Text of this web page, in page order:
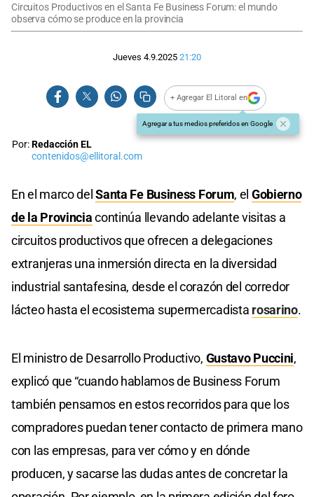
Circuitos Productivos en el Santa Fe Business Forum: el mundo
observa cómo se produce en la provincia
Jueves 4.9.2025 21:20
+ Agregar El Litoral en
Agregar a tus medios preferidos en Google
Por:Redacción EL
contenidos@ellitoral.com
En el marco delSanta Fe Business Forum, el Gobierno
de la Provinciacontinúa llevando adelante visitas a
circuitos productivos que ofrecen a delegaciones
extranjeras una inmersión directa en la diversidad
industrial santafesina, desde el corazón del corredor
lácteo hasta el ecosistema supermercadista rosarino.
El ministro de Desarrollo Productivo, Gustavo Puccini,
explicó que “cuando hablamos de Business Forum
también pensamos en estos recorridos para que los
compradores puedan tener contacto de primera mano
con las empresas, para ver cómo y en dónde
producen, y sacarse las dudas antes de concretar la